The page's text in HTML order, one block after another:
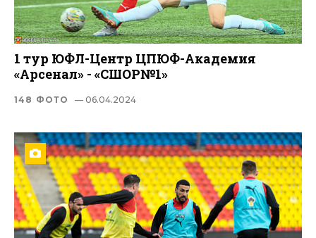
1 тур ЮФЛ-Центр ЦПЮФ-Академия
«Арсенал» - «СШОР№1»
148 ФОТО — 06.04.2024